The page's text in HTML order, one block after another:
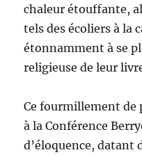
chaleur étouffante,
tels des écoliers à la
étonnamment à se
religieuse de leur
Ce fourmillement de
à la Conférence
d’éloquence, datant